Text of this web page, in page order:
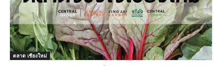
ตลาด เชียงใหม่